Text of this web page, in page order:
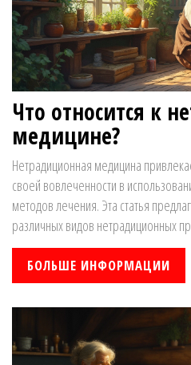
Что относится к
медицине?
Нетрадиционная медицина
своей вовлеченности в
методов лечения. Эта статья
различных видов нетрадиционных
акупунктуры, и изучает их
современном обществе. Узнайте,
могут стать полезным дополнением
методам.
БОЛЬШЕ ИНФОРМАЦИИ